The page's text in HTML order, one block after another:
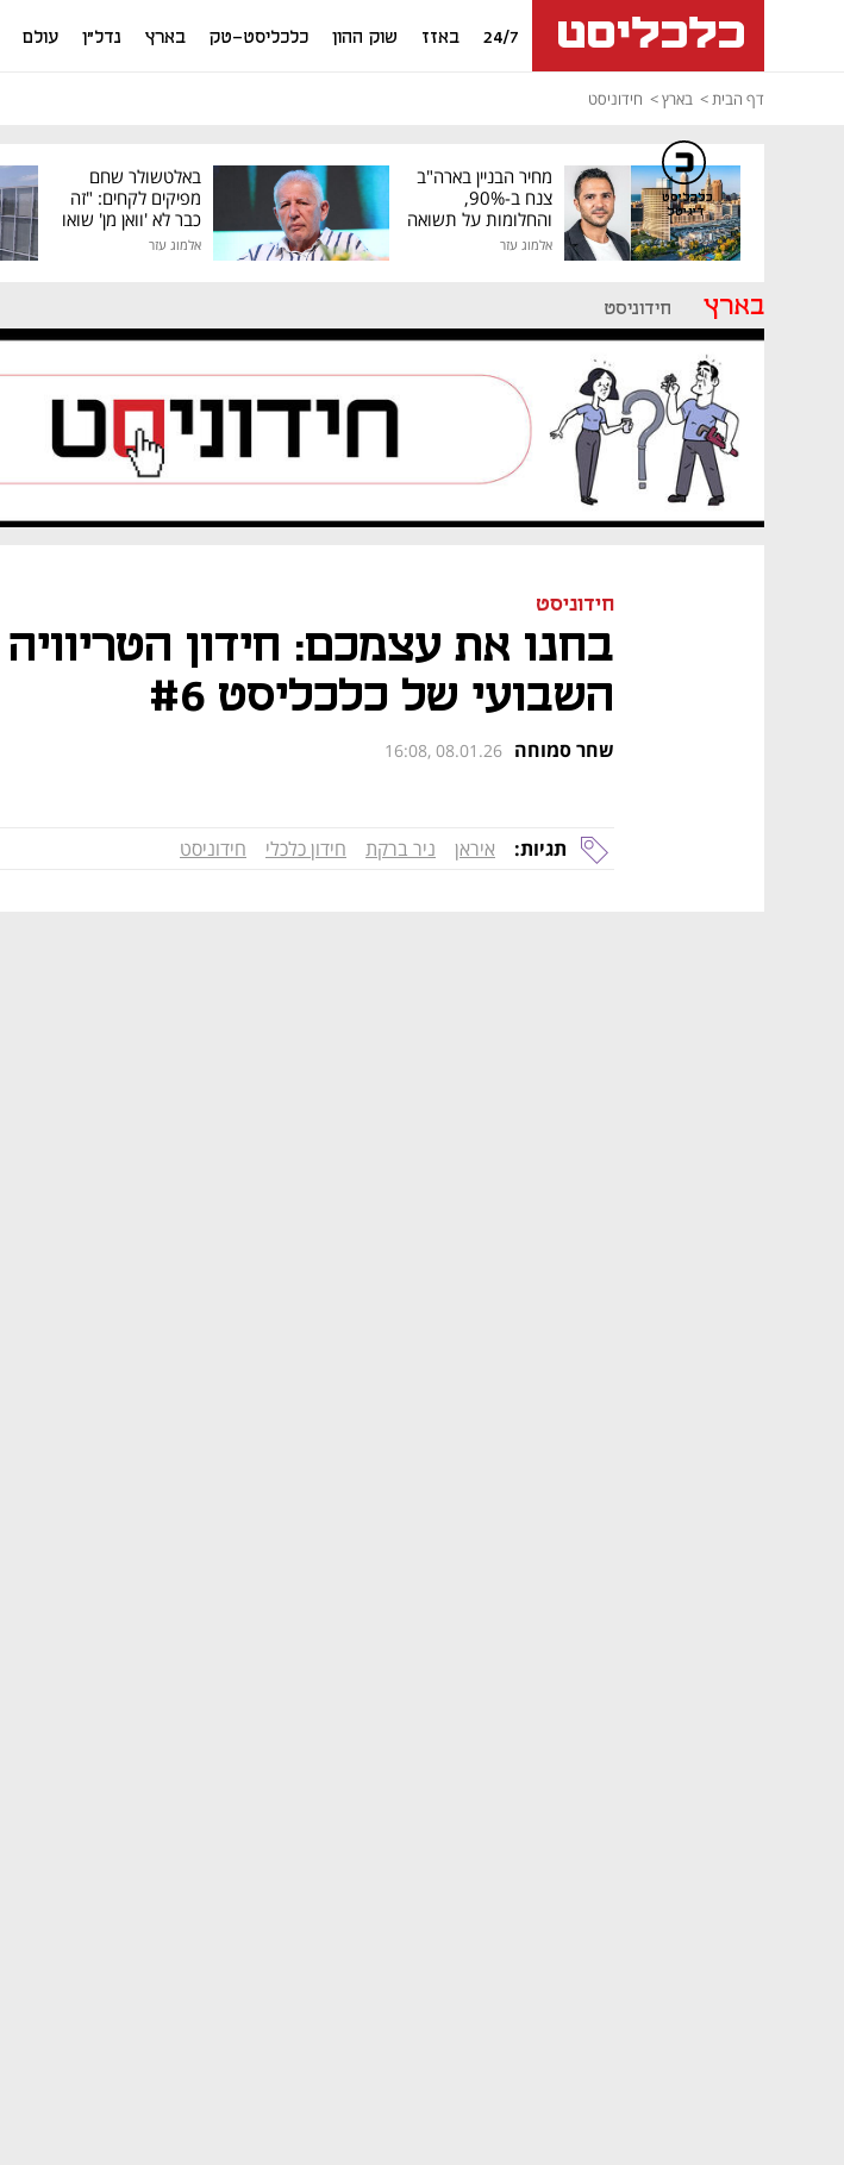
24/7 באזז שוק ההון כלכליסט-טק בארץ נדל"ן עולם
דף הבית בארץ חידוניסט
מחיר הבניין בארה"ב
צנח ב-90%,
והחלומות על תשואה
גבוהה התנפצו
אלמוג עזר
באלטשולר שחם
מפיקים לקחים: "זה
כבר לא 'וואן מן' שואו
של גילעד"
אלמוג עזר
בארץ חידוניסט
כלכליסט
דיגיטל
חידוניסט
בחנו את עצמכם: חידון הטריוויה
השבועי של כלכליסט #6
שחר סמוחה 16:08, 08.01.26
תגיות: איראן ניר ברקת חידון כלכלי חידוניסט